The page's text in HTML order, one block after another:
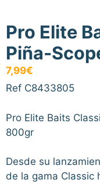
Pro Elite
Piña-
7,99€
Ref C8433805
Pro Elite Baits
800gr
Desde su
de la gama Classic